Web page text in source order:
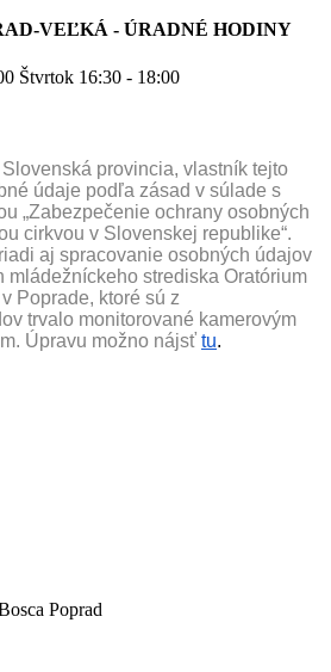
VEĽKÁ - ÚRADNÉ HODINY
Štvrtok 16:30 - 18:00
provincia, vlastník tejto
údaje podľa zásad v súlade s
„Zabezpečenie ochrany osobných
cirkvou v Slovenskej republike“.
aj spracovanie osobných údajov
mládežníckeho strediska Oratórium
Poprade, ktoré sú z
trvalo monitorované kamerovým
Úpravu možno nájsť tu.
Poprad